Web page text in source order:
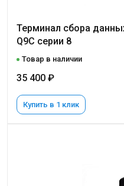
Терминал сбора
Q9С серии 8
Товар в наличии
35 400 ₽
Купить в 1 клик